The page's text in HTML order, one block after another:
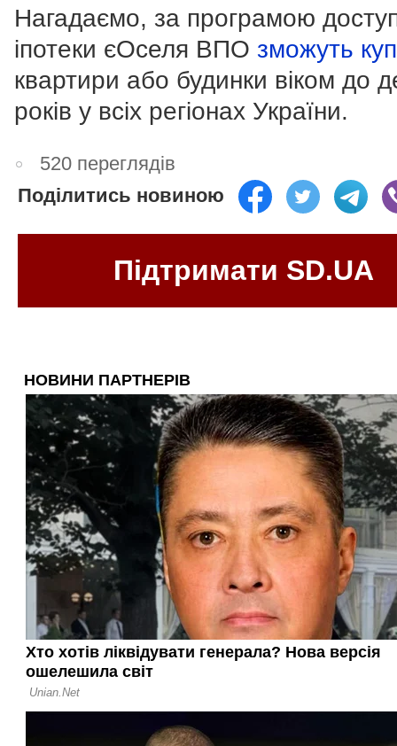
Нагадаємо, за програмою
іпотеки єОселя ВПО зможуть
квартири або будинки віком до
років у всіх регіонах України.
520 переглядів
Поділитись новиною
Підтримати SD.UA